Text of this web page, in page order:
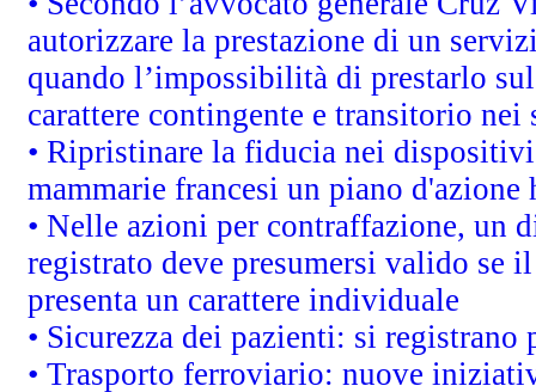
autorizzare la prestazione di un
quando l’impossibilità di prestarlo
carattere contingente e transitorio
• Ripristinare la fiducia nei
mammarie francesi un piano
• Nelle azioni per contraffazione, un
registrato deve presumersi valido se
presenta un carattere individuale
• Sicurezza dei pazienti: si
• Trasporto ferroviario: nuove